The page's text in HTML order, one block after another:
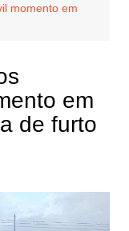
momento em
em
de furto